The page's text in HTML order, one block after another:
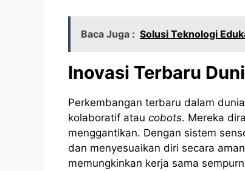
Baca Juga : Solusi Teknologi
Inovasi Terbaru
Perkembangan terbaru dalam
kolaboratif atau cobots. Mereka
menggantikan. Dengan sistem
dan menyesuaikan diri secara
memungkinkan kerja sama